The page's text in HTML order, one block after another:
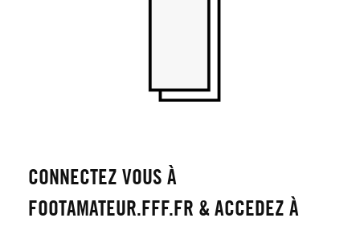
CONNECTEZ VOUS À
FOOTAMATEUR.FFF.FR & ACCEDEZ À